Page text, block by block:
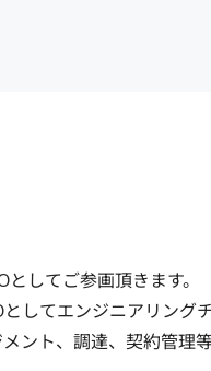
してご参画頂きます。
してエンジニアリング
ント、調達、契約管理等